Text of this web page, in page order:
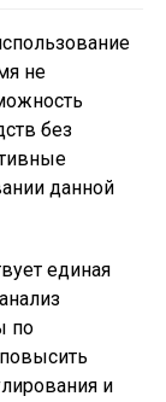
не
без
данной
единая
по
и